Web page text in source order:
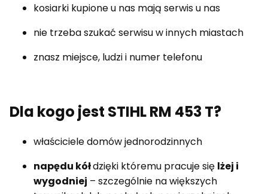
kosiarki kupione u nas mają serwis u nas
nie trzeba szukać serwisu w innych miastach
znasz miejsce, ludzi i numer telefonu
Dla kogo jest STIHL RM 453 T?
właściciele domów jednorodzinnych
napędu kółdzięki któremu pracuje się lżej i
wygodniej – szczególnie na większych